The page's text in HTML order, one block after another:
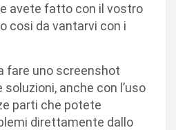
avete fatto con il vostro
cosi da vantarvi con i
fare uno screenshot
anche con l’uso
parti che potete
direttamente dallo